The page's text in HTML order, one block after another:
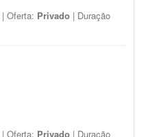
| Oferta: Privado | Duração
| Oferta: Privado | Duração